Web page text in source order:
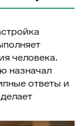
человека.
назначал
ответы и